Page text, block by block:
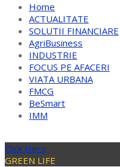
Home
ACTUALITATE
SOLUTII FINANCIARE
AgriBusiness
INDUSTRIE
FOCUS PE AFACERI
VIATA URBANA
FMCG
BeSmart
IMM
Click Here
GREEN LIFE